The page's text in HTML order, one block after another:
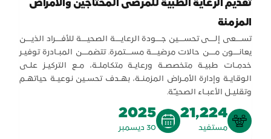
تقديم الرعاية الطبية للمرضى المحتاجين والأمراض
المزمنة
تســـعى إلـــى تحســـين جـــودة الرعايـــة الصحيـــة للأفـــراد الذيـــن
يعانـــون مـــن حالات مرضيـــة مســـتمرة. تتضمـــن المبـادرة توفيـر
خدمـات طبيـة متخصصـة ورعايـة متكاملـة، مـع التركيـز علـى
الوقايـة وإدارة الأمـراض المزمنـة، بهـدف تحسـين نوعيـة حياتهـم
وتقليـل الأعبـاء الصحيـّة.
21,224
مستفيد
2025
30 ديسمبر